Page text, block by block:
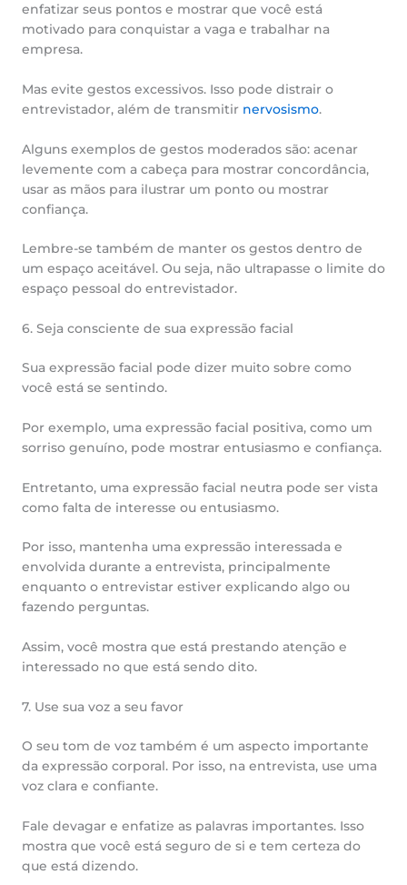
enfatizar seus pontos e mostrar que você está
motivado para conquistar a vaga e trabalhar na
empresa.
Mas evite gestos excessivos. Isso pode distrair o
entrevistador, além de transmitir nervosismo.
Alguns exemplos de gestos moderados são: acenar
levemente com a cabeça para mostrar concordância,
usar as mãos para ilustrar um ponto ou mostrar
confiança.
Lembre-se também de manter os gestos dentro de
um espaço aceitável. Ou seja, não ultrapasse o limite do
espaço pessoal do entrevistador.
6. Seja consciente de sua expressão facial
Sua expressão facial pode dizer muito sobre como
você está se sentindo.
Por exemplo, uma expressão facial positiva, como um
sorriso genuíno, pode mostrar entusiasmo e confiança.
Entretanto, uma expressão facial neutra pode ser vista
como falta de interesse ou entusiasmo.
Por isso, mantenha uma expressão interessada e
envolvida durante a entrevista, principalmente
enquanto o entrevistar estiver explicando algo ou
fazendo perguntas.
Assim, você mostra que está prestando atenção e
interessado no que está sendo dito.
7. Use sua voz a seu favor
O seu tom de voz também é um aspecto importante
da expressão corporal. Por isso, na entrevista, use uma
voz clara e confiante.
Fale devagar e enfatize as palavras importantes. Isso
mostra que você está seguro de si e tem certeza do
que está dizendo.